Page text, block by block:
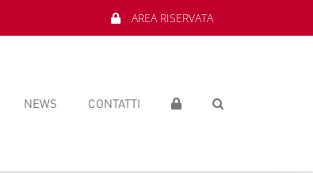
AREA RISERVATA
NEWS CONTATTI